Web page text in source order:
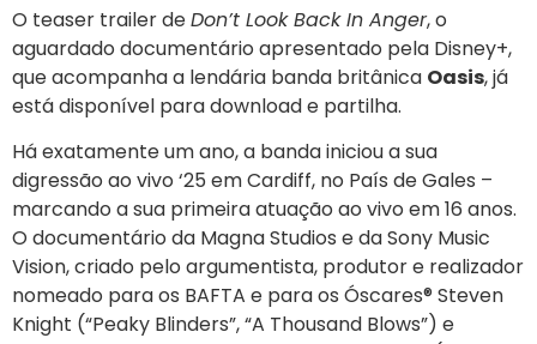
O teaser trailer deDon’t Look Back In Anger, o
aguardado documentário apresentado pela Disney+,
que acompanha a lendária banda britânica Oasis, já
está disponível para download e partilha.
Há exatamente um ano, a banda iniciou a sua
digressão ao vivo ‘25 em Cardiff, no País de Gales –
marcando a sua primeira atuação ao vivo em 16 anos.
O documentário da Magna Studios e da Sony Music
Vision, criado pelo argumentista, produtor e realizador
nomeado para os BAFTA e para os Óscares® Steven
Knight (“Peaky Blinders”, “A Thousand Blows”) e